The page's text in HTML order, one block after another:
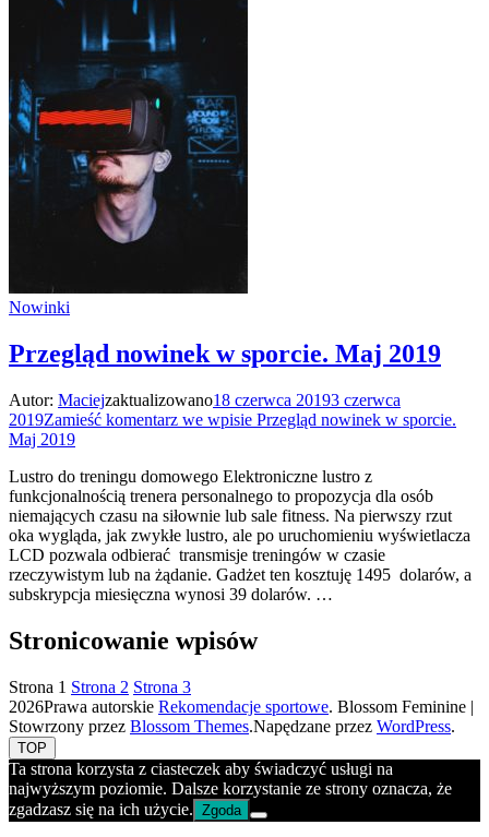
Nowinki
Przegląd nowinek w sporcie. Maj 2019
Autor: Maciejzaktualizowano18 czerwca 20193 czerwca
2019Zamieść komentarz we wpisie Przegląd nowinek w sporcie.
Maj 2019
Lustro do treningu domowego Elektroniczne lustro z
funkcjonalnością trenera personalnego to propozycja dla osób
niemających czasu na siłownie lub sale fitness. Na pierwszy rzut
oka wygląda, jak zwykłe lustro, ale po uruchomieniu wyświetlacza
LCD pozwala odbierać transmisje treningów w czasie
rzeczywistym lub na żądanie. Gadżet ten kosztuję 1495 dolarów, a
subskrypcja miesięczna wynosi 39 dolarów. …
Stronicowanie wpisów
Strona 1 Strona 2 Strona 3
2026Prawa autorskie Rekomendacje sportowe. Blossom Feminine |
Stowrzony przez Blossom Themes.Napędzane przez WordPress.
TOP
Ta strona korzysta z ciasteczek aby świadczyć usługi na
najwyższym poziomie. Dalsze korzystanie ze strony oznacza, że
zgadzasz się na ich użycie. Zgoda